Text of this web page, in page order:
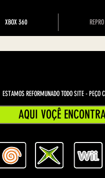
XBOX 360
AQUI VOÇÊ
ESTAMOS REFORMUNADO TODO SITE - PEÇO